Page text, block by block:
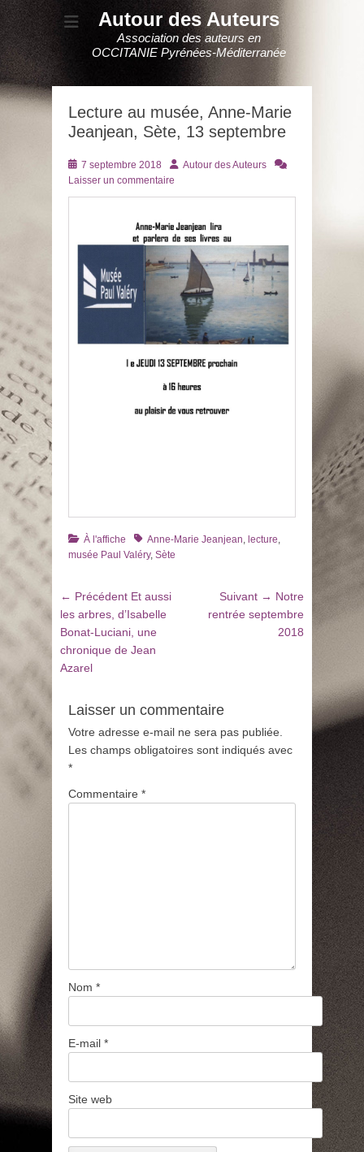
Autour des Auteurs
Association des auteurs en
OCCITANIE Pyrénées-Méditerranée
Lecture au musée, Anne-Marie
Jeanjean, Sète, 13 septembre
Posté
le
7 septembre 2018 AuteurAutour des Auteurs
Laisser un commentaire
Catégories
À l'affiche TagsAnne-Marie Jeanjean, lecture,
musée Paul Valéry, Sète
Navigation
de
l’article
← Précédent Article
précédent
:
Et aussi
les arbres, d’Isabelle
Bonat-Luciani, une
chronique de Jean
Azarel
Suivant → Article
suivant
Notre
rentrée septembre
2018
Laisser un commentaire
Votre adresse e-mail ne sera pas publiée.
Les champs obligatoires sont indiqués avec
*
Commentaire *
Nom *
E-mail *
Site web